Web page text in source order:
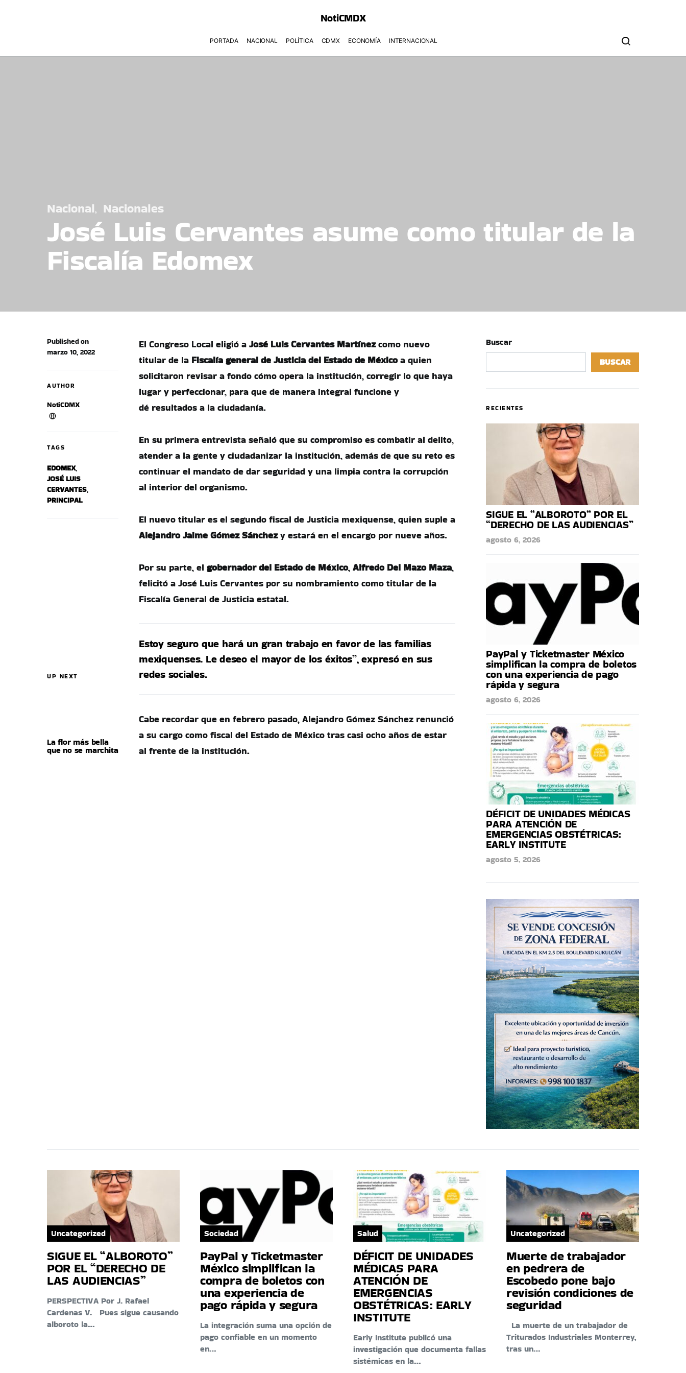
NotiCMDX
PORTADA NACIONAL POLÍTICA CDMX ECONOMÍA INTERNACIONAL
Nacional Nacionales
José Luis Cervantes asume como titular de la
Fiscalía Edomex
UP NEXT
La flor más bella
que no se marchita
Published on
marzo 10, 2022
AUTHOR
NotiCDMX
TAGS
EDOMEX,
JOSÉ LUIS
CERVANTES,
PRINCIPAL
El Congreso Local eligió a José Luis Cervantes Martínezcomo nuevo
titular de la Fiscalía general de Justicia del Estado de Méxicoa quien
solicitaron revisar a fondo cómo opera la institución, corregir lo que haya
lugar y perfeccionar, para que de manera integral funcione y
dé resultados a la ciudadanía.
En su primera entrevista señaló que su compromiso es combatir al delito,
atender a la gente y ciudadanizar la institución, además de que su reto es
continuar el mandato de dar seguridad y una limpia contra la corrupción
al interior del organismo.
El nuevo titular es el segundo fiscal de Justicia mexiquense, quien suple a
Alejandro Jaime Gómez Sánchezy estará en el encargo por nueve años.
Por su parte, el gobernador del Estado de México, Alfredo Del Mazo Maza,
felicitó a José Luis Cervantes por su nombramiento como titular de la
Fiscalía General de Justicia estatal.
Estoy seguro que hará un gran trabajo en favor de las familias
mexiquenses. Le deseo el mayor de los éxitos”, expresó en sus
redes sociales.
Cabe recordar que en febrero pasado, Alejandro Gómez Sánchez renunció
a su cargo como fiscal del Estado de México tras casi ocho años de estar
al frente de la institución.
Buscar
BUSCAR
RECIENTES
SIGUE EL “ALBOROTO” POR EL
“DERECHO DE LAS AUDIENCIAS”
agosto 6, 2026
PayPal y Ticketmaster México
simplifican la compra de boletos
con una experiencia de pago
rápida y segura
agosto 6, 2026
DÉFICIT DE UNIDADES MÉDICAS
PARA ATENCIÓN DE
EMERGENCIAS OBSTÉTRICAS:
EARLY INSTITUTE
agosto 5, 2026
Uncategorized
SIGUE EL “ALBOROTO”
POR EL “DERECHO DE
LAS AUDIENCIAS”
PERSPECTIVA Por J. Rafael
Cardenas V. Pues sigue causando
alboroto la…
Sociedad
PayPal y Ticketmaster
México simplifican la
compra de boletos con
una experiencia de
pago rápida y segura
La integración suma una opción de
pago confiable en un momento
en…
Salud
DÉFICIT DE UNIDADES
MÉDICAS PARA
ATENCIÓN DE
EMERGENCIAS
OBSTÉTRICAS: EARLY
INSTITUTE
Early Institute publicó una
investigación que documenta fallas
sistémicas en la…
Uncategorized
Muerte de trabajador
en pedrera de
Escobedo pone bajo
revisión condiciones de
seguridad
La muerte de un trabajador de
Triturados Industriales Monterrey,
tras un…